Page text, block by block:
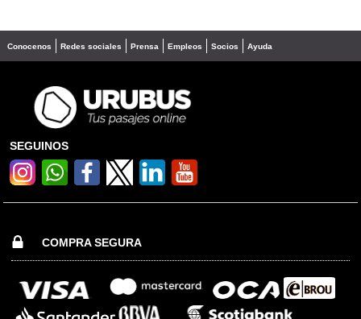
Conocenos Redes sociales Prensa Empleos Socios Ayuda
SEGUINOS
COMPRA SEGURA